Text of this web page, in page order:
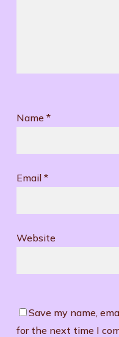
Name *
Email *
Website
Save my name,
for the next time I